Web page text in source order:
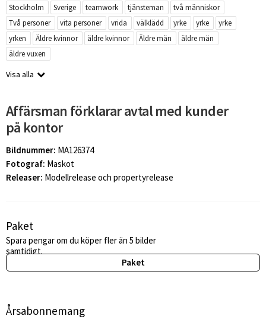
Stockholm
Sverige teamwork tjänsteman
två människor
Två personer
vita personer vrida välklädd yrke yrke
yrke
yrken
Äldre kvinnor äldre kvinnor Äldre män
äldre män
äldre vuxen
Visa alla
Affärsman förklarar avtal med kunder
på kontor
Bildnummer: MA126374
Fotograf: Maskot
Releaser: Modellrelease och propertyrelease
Paket
Spara pengar om du köper fler än 5 bilder
samtidigt.
Paket
Årsabonnemang